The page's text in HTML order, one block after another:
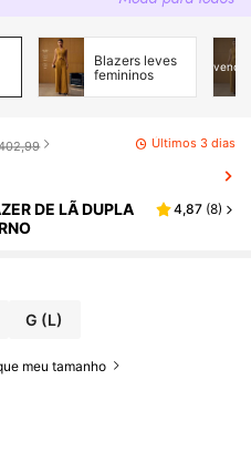
Blazers leves
femininos
Últimos 3 dias
DE LÃ DUPLA
4,87 (8)
G (L)
meu tamanho